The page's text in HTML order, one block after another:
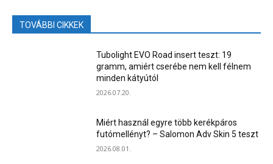
TOVÁBBI CIKKEK
Tubolight EVO Road insert teszt: 19
gramm, amiért cserébe nem kell félnem
minden kátyútól
2026.07.20.
Miért használ egyre több kerékpáros
futómellényt? – Salomon Adv Skin 5 teszt
2026.08.01.